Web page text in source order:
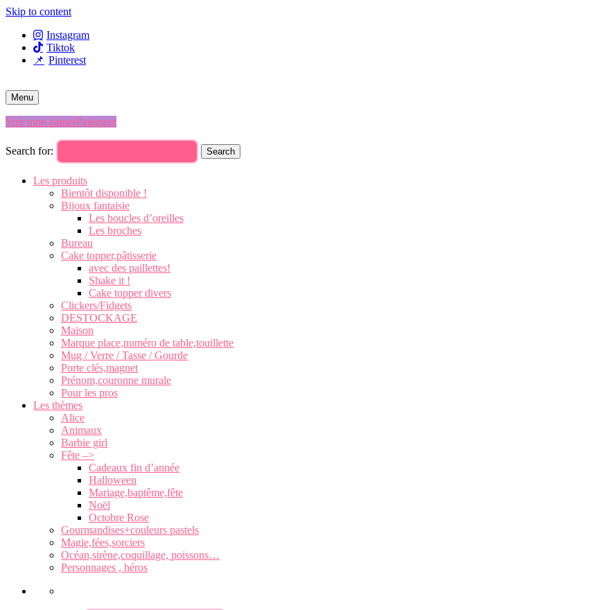
Skip to content
Instagram
Tiktok
Pinterest
Menu
Voir mon panierPaiement
Search for: Search
Les produits
Bientôt disponible !
Bijoux fantaisie
Les boucles d’oreilles
Les broches
Bureau
Cake topper,pâtisserie
avec des paillettes!
Shake it !
Cake topper divers
Clickers/Fidgets
DESTOCKAGE
Maison
Marque place,numéro de table,touillette
Mug / Verre / Tasse / Gourde
Porte clés,magnet
Prénom,couronne murale
Pour les pros
Les thèmes
Alice
Animaux
Barbie girl
Fête –>
Cadeaux fin d’année
Halloween
Mariage,baptême,fête
Noël
Octobre Rose
Gourmandises+couleurs pastels
Magie,fées,sorciers
Océan,sirène,coquillage, poissons…
Personnages , héros